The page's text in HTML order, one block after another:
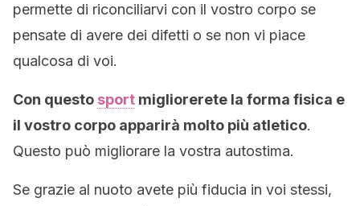
permette di riconciliarvi con il vostro corpo se
pensate di avere dei difetti o se non vi piace
qualcosa di voi.
Con questo sport migliorerete la forma fisica e
il vostro corpo apparirà molto più atletico.
Questo può migliorare la vostra autostima.
Se grazie al nuoto avete più fiducia in voi stessi,